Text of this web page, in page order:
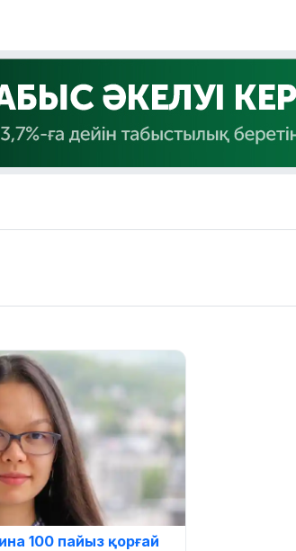
100 пайыз қорғай